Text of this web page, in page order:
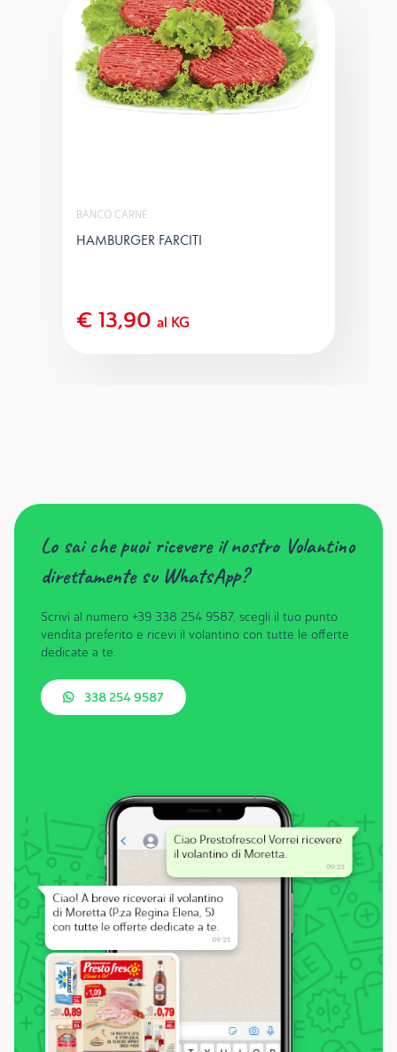
BANCO CARNE
HAMBURGER FARCITI
€ 13,90 al KG
Lo sai che puoi ricevere il nostro Volantino
direttamente su WhatsApp?
Scrivi al numero +39 338 254 9587, scegli il tuo punto
vendita preferito e ricevi il volantino con tutte le offerte
dedicate a te.
338 254 9587